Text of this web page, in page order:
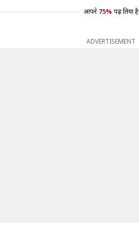
आपने 75% पढ़ लिया है
ADVERTISEMENT